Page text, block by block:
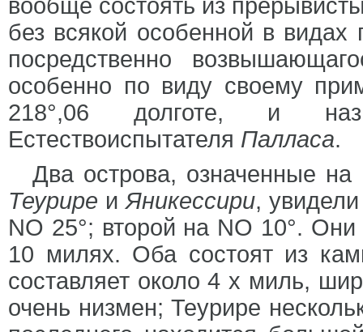
вообще состоять из
без всякой особенной в
посредственно
особенно по виду своему
218°,06 долготе, и
Естествоиспытателя Палласа.
Два острова, означенные
Теурире и Яникессири,
NO 25°; второй на NO 10°.
10 милях. Оба состоят из
составляет около 4 х миль,
очень низмен; Теурире